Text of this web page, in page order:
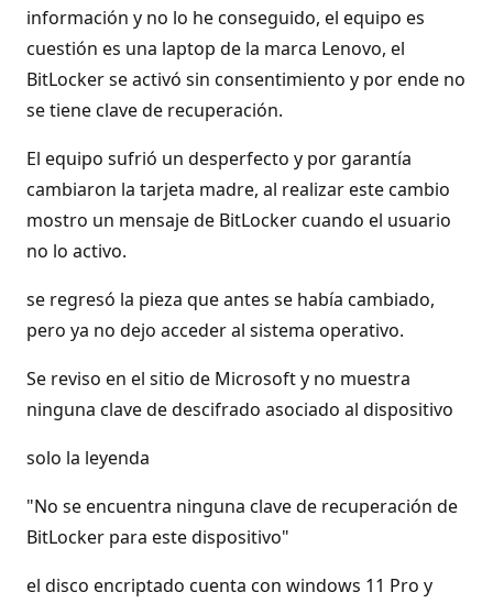
información y no lo he conseguido, el equipo es
cuestión es una laptop de la marca Lenovo, el
BitLocker se activó sin consentimiento y por ende no
se tiene clave de recuperación.
El equipo sufrió un desperfecto y por garantía
cambiaron la tarjeta madre, al realizar este cambio
mostro un mensaje de BitLocker cuando el usuario
no lo activo.
se regresó la pieza que antes se había cambiado,
pero ya no dejo acceder al sistema operativo.
Se reviso en el sitio de Microsoft y no muestra
ninguna clave de descifrado asociado al dispositivo
solo la leyenda
"No se encuentra ninguna clave de recuperación de
BitLocker para este dispositivo"
el disco encriptado cuenta con windows 11 Pro y